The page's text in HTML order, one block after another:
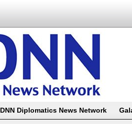
DNN Diplomatics News Network